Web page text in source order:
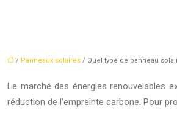
/ Panneaux solaires / Quel type de panneau
Le marché des énergies renouvelables
réduction de l’empreinte carbone. Pour